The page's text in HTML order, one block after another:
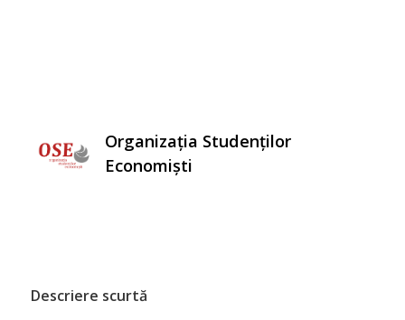
Organizația Studenților
Economiști
Descriere scurtă